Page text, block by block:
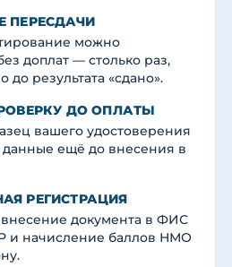
ПЕРЕСДАЧИ
можно
доплат — столько раз,
до результата «сдано».
ДО ОПЛАТЫ
вашего удостоверения
ещё до внесения в
РЕГИСТРАЦИЯ
документа в ФИС
начисление баллов НМО